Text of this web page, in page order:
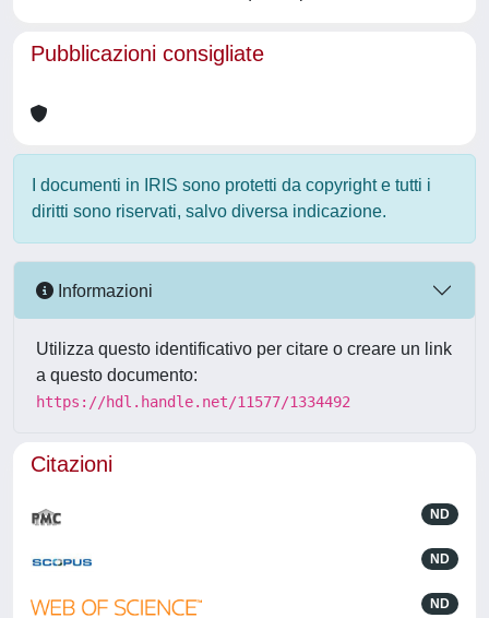
Pubblicazioni consigliate
I documenti in IRIS sono protetti da copyright e tutti i
diritti sono riservati, salvo diversa indicazione.
Informazioni
Utilizza questo identificativo per citare o creare un link
a questo documento:
https://hdl.handle.net/11577/1334492
Citazioni
ND
ND
ND